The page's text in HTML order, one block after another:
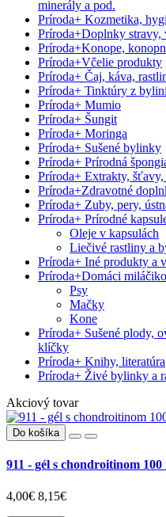
minerály a pod.
Príroda+ Kozmetika,
Príroda+Doplnky stravy,
Príroda+Konope,
Príroda+Včelie produkty
Príroda+ Čaj, káva,
Príroda+ Tinktúry z
Príroda+ Mumio
Príroda+ Šungit
Príroda+ Moringa
Príroda+ Sušené bylinky
Príroda+ Prírodná
Príroda+ Extrakty,
Príroda+Zdravotné
Príroda+ Zuby, pery,
Príroda+ Prírodné
Oleje v kapsulách
Liečivé rastliny a
Príroda+ Iné produkty a
Príroda+Domáci
Psy
Mačky
Kone
Príroda+ Sušené plody,
klíčky
Príroda+ Knihy, literatúra
Príroda+ Živé bylinky a
Akciový tovar
Do košíka
911 - gél s chondroitinom
4,00€ 8,15€